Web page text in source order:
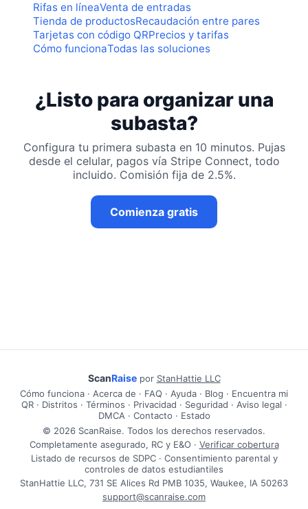
Rifas en líneaVenta de entradas
Tienda de productosRecaudación entre pares
Tarjetas con código QRPrecios y tarifas
Cómo funcionaTodas las soluciones
¿Listo para organizar una
subasta?
Configura tu primera subasta en 10 minutos. Pujas
desde el celular, pagos vía Stripe Connect, todo
incluido. Comisión fija de 2.5%.
Comienza gratis
ScanRaisepor StanHattie LLC
Cómo funciona · Acerca de · FAQ · Ayuda · Blog · Encuentra mi
QR· Distritos · Términos · Privacidad · Seguridad · Aviso legal ·
DMCA · Contacto · Estado
© 2026 ScanRaise. Todos los derechos reservados.
Completamente asegurado, RC y E&O · Verificar cobertura
Listado de recursos de SDPC · Consentimiento parental y
controles de datos estudiantiles
StanHattie LLC, 731 SE Alices Rd PMB 1035, Waukee, IA 50263
support@scanraise.com